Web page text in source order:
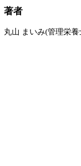
著者
丸山 まいみ(管理栄